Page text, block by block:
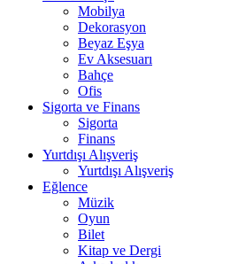
Mobilya
Dekorasyon
Beyaz Eşya
Ev Aksesuarı
Bahçe
Ofis
Sigorta ve Finans
Sigorta
Finans
Yurtdışı Alışveriş
Yurtdışı Alışveriş
Eğlence
Müzik
Oyun
Bilet
Kitap ve Dergi